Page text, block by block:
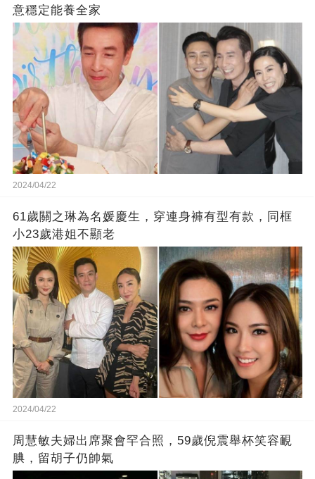
意穩定能養全家
2024/04/22
61歲關之琳為名媛慶生，穿連身褲有型有款，同框
小23歲港姐不顯老
2024/04/22
周慧敏夫婦出席聚會罕合照，59歲倪震舉杯笑容靦
腆，留胡子仍帥氣